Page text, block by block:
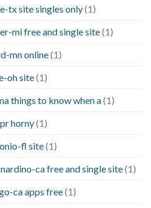
tx site singles only(1)
mi free and single site(1)
mn online(1)
oh site(1)
things to know when a(1)
horny(1)
fl site(1)
ca free and single site(1)
ca apps free(1)